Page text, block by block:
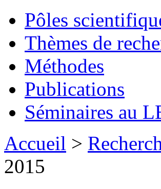
Pôles
Thèmes de
Méthodes
Publications
Séminaires au
Accueil >
2015